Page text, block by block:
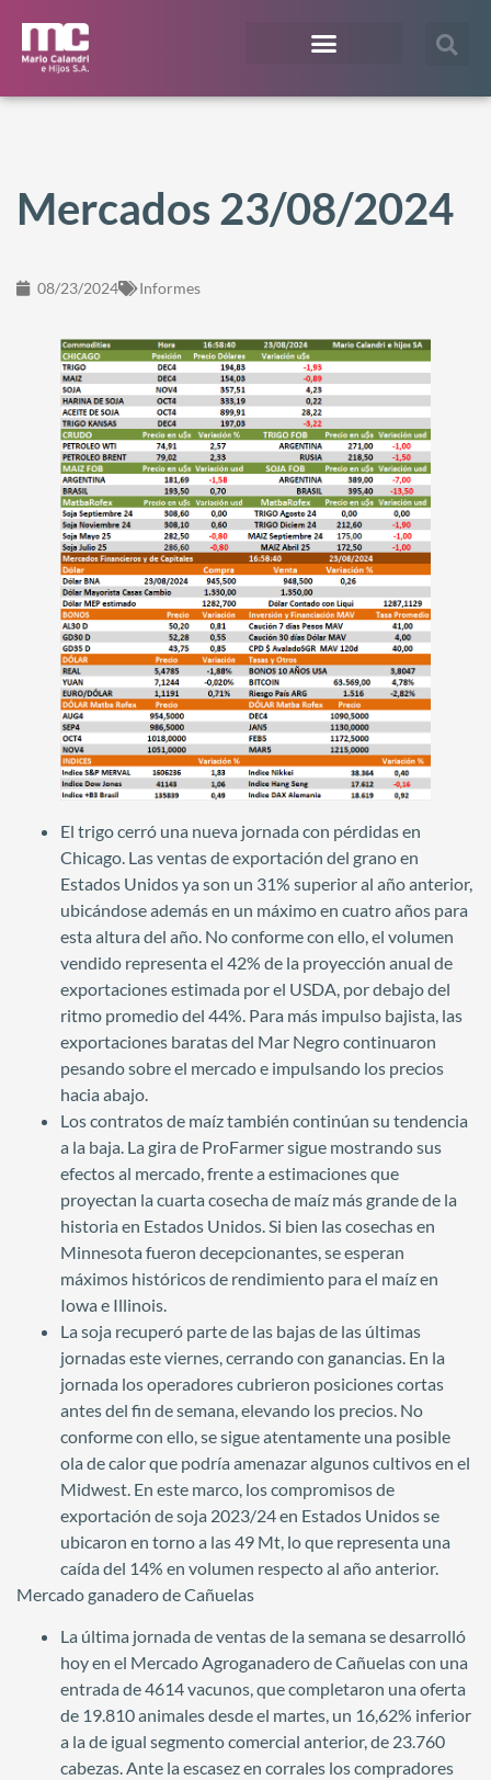
Mercados 23/08/2024
08/23/2024 Informes
El trigo cerró una nueva jornada con pérdidas en
Chicago. Las ventas de exportación del grano en
Estados Unidos ya son un 31% superior al año anterior,
ubicándose además en un máximo en cuatro años para
esta altura del año. No conforme con ello, el volumen
vendido representa el 42% de la proyección anual de
exportaciones estimada por el USDA, por debajo del
ritmo promedio del 44%. Para más impulso bajista, las
exportaciones baratas del Mar Negro continuaron
pesando sobre el mercado e impulsando los precios
hacia abajo.
Los contratos de maíz también continúan su tendencia
a la baja. La gira de ProFarmer sigue mostrando sus
efectos al mercado, frente a estimaciones que
proyectan la cuarta cosecha de maíz más grande de la
historia en Estados Unidos. Si bien las cosechas en
Minnesota fueron decepcionantes, se esperan
máximos históricos de rendimiento para el maíz en
Iowa e Illinois.
La soja recuperó parte de las bajas de las últimas
jornadas este viernes, cerrando con ganancias. En la
jornada los operadores cubrieron posiciones cortas
antes del fin de semana, elevando los precios. No
conforme con ello, se sigue atentamente una posible
ola de calor que podría amenazar algunos cultivos en el
Midwest. En este marco, los compromisos de
exportación de soja 2023/24 en Estados Unidos se
ubicaron en torno a las 49 Mt, lo que representa una
caída del 14% en volumen respecto al año anterior.
Mercado ganadero de Cañuelas
La última jornada de ventas de la semana se desarrolló
hoy en el Mercado Agroganadero de Cañuelas con una
entrada de 4614 vacunos, que completaron una oferta
de 19.810 animales desde el martes, un 16,62% inferior
a la de igual segmento comercial anterior, de 23.760
cabezas. Ante la escasez en corrales los compradores